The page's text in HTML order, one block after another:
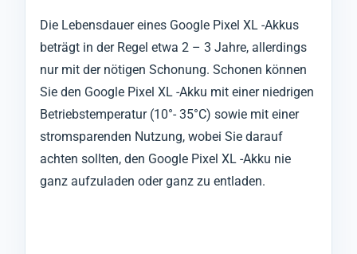
Die Lebensdauer eines Google Pixel XL -Akkus
beträgt in der Regel etwa 2 – 3 Jahre, allerdings
nur mit der nötigen Schonung. Schonen können
Sie den Google Pixel XL -Akku mit einer niedrigen
Betriebstemperatur (10°- 35°C) sowie mit einer
stromsparenden Nutzung, wobei Sie darauf
achten sollten, den Google Pixel XL -Akku nie
ganz aufzuladen oder ganz zu entladen.